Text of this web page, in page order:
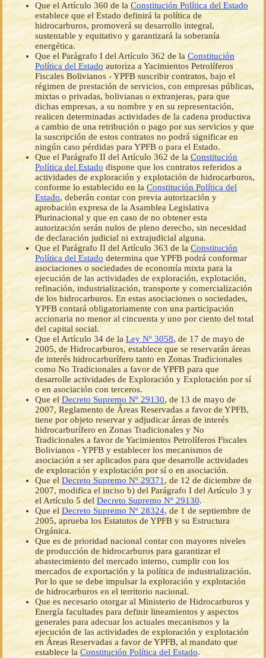
Que el Artículo 360 de la Constitución Política del Estado
establece que el Estado definirá la política de
hidrocarburos, promoverá su desarrollo integral,
sustentable y equitativo y garantizará la soberanía
energética.
Que el Parágrafo I del Artículo 362 de la Constitución
Política del Estado autoriza a Yacimientos Petrolíferos
Fiscales Bolivianos - YPFB suscribir contratos, bajo el
régimen de prestación de servicios, con empresas públicas,
mixtas o privadas, bolivianas o extranjeras, para que
dichas empresas, a su nombre y en su representación,
realicen determinadas actividades de la cadena productiva
a cambio de una retribución o pago por sus servicios y que
la suscripción de estos contratos no podrá significar en
ningún caso pérdidas para YPFB o para el Estado.
Que el Parágrafo II del Artículo 362 de la Constitución
Política del Estado dispone que los contratos referidos a
actividades de exploración y explotación de hidrocarburos,
conforme lo establecido en laConstitución Política del
Estado, deberán contar con previa autorización y
aprobación expresa de la Asamblea Legislativa
Plurinacional y que en caso de no obtener esta
autorización serán nulos de pleno derecho, sin necesidad
de declaración judicial ni extrajudicial alguna.
Que el Parágrafo II del Artículo 363 de la Constitución
Política del Estado determina que YPFB podrá conformar
asociaciones o sociedades de economía mixta para la
ejecución de las actividades de exploración, explotación,
refinación, industrialización, transporte y comercialización
de los hidrocarburos. En estas asociaciones o sociedades,
YPFB contará obligatoriamente con una participación
accionaria no menor al cincuenta y uno por ciento del total
del capital social.
Que el Artículo 34 de la Ley Nº 3058, de 17 de mayo de
2005, de Hidrocarburos, establece que se reservarán áreas
de interés hidrocarburífero tanto en Zonas Tradicionales
como No Tradicionales a favor de YPFB para que
desarrolle actividades de Exploración y Explotación por sí
o en asociación con terceros.
Que el Decreto Supremo Nº 29130, de 13 de mayo de
2007, Reglamento de Áreas Reservadas a favor de YPFB,
tiene por objeto reservar y adjudicar áreas de interés
hidrocarburífero en Zonas Tradicionales y No
Tradicionales a favor de Yacimientos Petrolíferos Fiscales
Bolivianos - YPFB y establecer los mecanismos de
asociación a ser aplicados para que desarrolle actividades
de exploración y explotación por sí o en asociación.
Que el Decreto Supremo Nº 29371 , de 12 de diciembre de
2007, modifica el inciso b) del Parágrafo I del Artículo 3 y
el Artículo 5 del Decreto Supremo Nº 29130.
Que el Decreto Supremo Nº 28324, de 1 de septiembre de
2005, aprueba los Estatutos de YPFB y su Estructura
Orgánica.
Que es de prioridad nacional contar con mayores niveles
de producción de hidrocarburos para garantizar el
abastecimiento del mercado interno, cumplir con los
mercados de exportación y la política de industrialización.
Por lo que se debe impulsar la exploración y explotación
de hidrocarburos en el territorio nacional.
Que es necesario otorgar al Ministerio de Hidrocarburos y
Energía facultades para definir lineamientos y aspectos
generales para adecuar los actuales mecanismos y la
ejecución de las actividades de exploración y explotación
en Áreas Reservadas a favor de YPFB, al mandato que
establece la Constitución Política del Estado.